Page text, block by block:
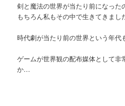
剣と魔法の世界が当たり前になった
もちろん私もその中で生きてきまし
時代劇が当たり前の世界という年代
ゲームが世界観の配布媒体として非
か…